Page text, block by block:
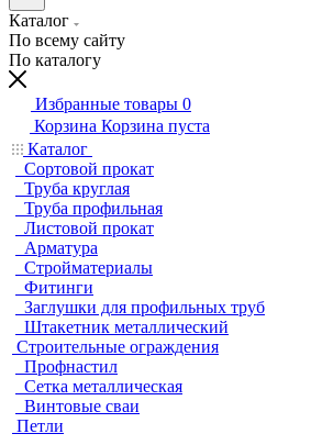
Каталог
По всему сайту
По каталогу
Избранные товары 0
Корзина Корзина пуста
Каталог
Сортовой прокат
Труба круглая
Труба профильная
Листовой прокат
Арматура
Стройматериалы
Фитинги
Заглушки для профильных труб
Штакетник металлический
Строительные ограждения
Профнастил
Сетка металлическая
Винтовые сваи
Петли